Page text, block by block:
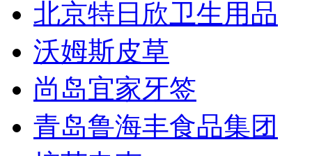
北京特日欣卫生用品
沃姆斯皮草
尚岛宜家牙签
青岛鲁海丰食品集团